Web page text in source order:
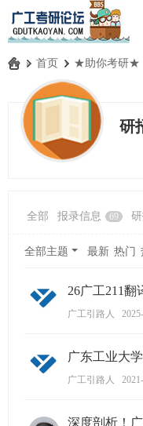
» 首页 › ★助你考研★
研
全部 报录信息 69
全部主题 最新 热门
26广工211翻
广工引路人
广东工业大
广工引路人
深度剖析！